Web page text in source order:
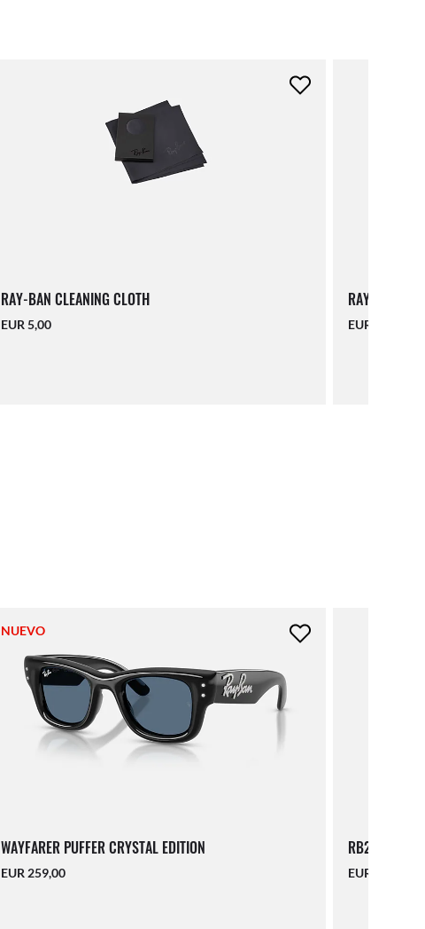
RAY-BAN CLEANING CLOTH
EUR 5,00
RAY-BAN
EUR 16,00
NUEVO
WAYFARER PUFFER CRYSTAL EDITION
EUR 259,00
RB2216
EUR 157,00